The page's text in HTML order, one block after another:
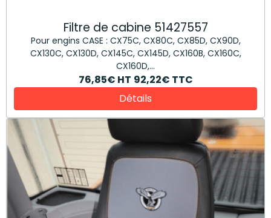
Filtre de cabine 51427557
Pour engins CASE : CX75C, CX80C, CX85D, CX90D,
CX130C, CX130D, CX145C, CX145D, CX160B, CX160C,
CX160D,...
76,85€ HT 92,22€ TTC
Détails